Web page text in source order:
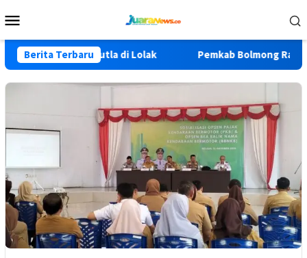
ke
Mobile
Berita Terbaru
Cegah Karhutla di Lolak Pemkab Bolmong Raih Nilai